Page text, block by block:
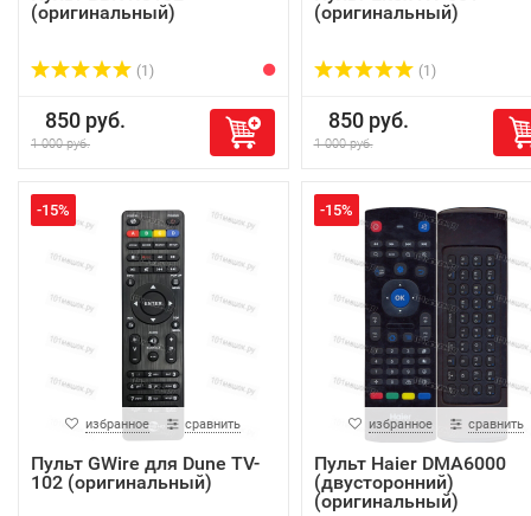
(оригинальный)
(1)
850 руб.
1 000 руб.
(оригинальный)
(1)
850 руб.
1 000 руб.
-15%
избранное сравнить
Пульт GWire для Dune TV-
102 (оригинальный)
-15%
избранное сравнить
Пульт Haier DMA6000
(двусторонний)
(оригинальный)